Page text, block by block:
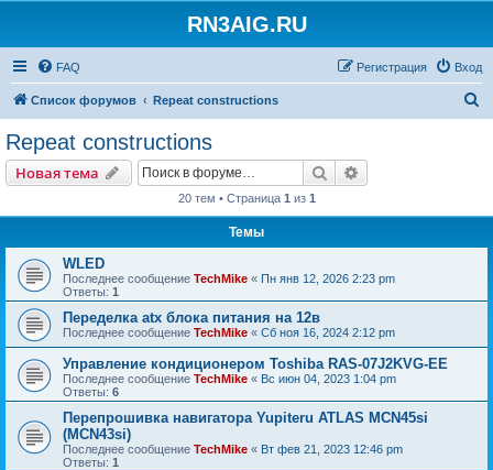
RN3AIG.RU
FAQ Вход
Регистрация
Список форумов Repeat constructions
Repeat constructions
Новая тема Поиск
20 тем • Страница 1 из 1
Темы
WLED
Последнее сообщение TechMike « Пн янв 12, 2026 2:23 pm
Ответы: 1
Переделка atx блока питания на 12в
Последнее сообщение TechMike « Сб ноя 16, 2024 2:12 pm
Управление кондиционером Toshiba RAS-07J2KVG-EE
Последнее сообщение TechMike « Вс июн 04, 2023 1:04 pm
Ответы: 6
Перепрошивка навигатора Yupiteru ATLAS MCN45si
(MCN43si)
Последнее сообщение TechMike « Вт фев 21, 2023 12:46 pm
Ответы: 1